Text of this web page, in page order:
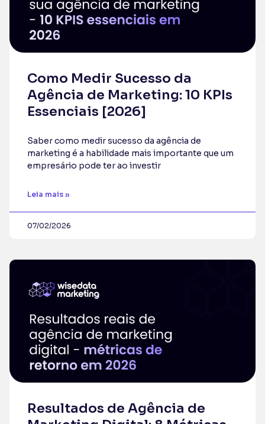
Como Medir Sucesso da
Agência de Marketing: 10 KPIs
Essenciais [2026]
Saber como medir sucesso da agência de
marketing é a habilidade mais importante que um
empresário pode ter ao investir
Leia mais »
07/02/2026
Resultados de Agência de